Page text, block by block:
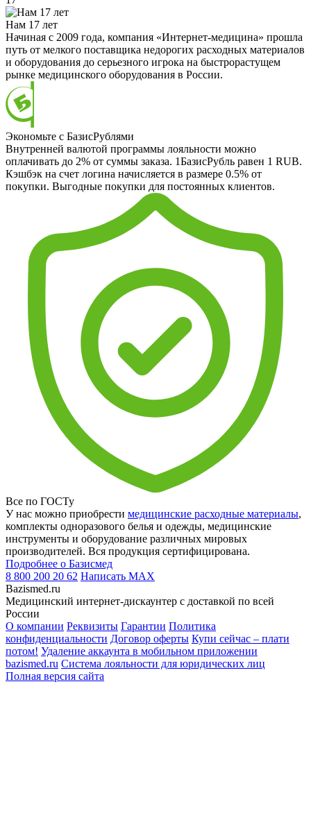
Нам 17 лет
Начиная с 2009 года, компания «Интернет-медицина» прошла
путь от мелкого поставщика недорогих расходных материалов
и оборудования до серьезного игрока на быстрорастущем
рынке медицинского оборудования в России.
Экономьте с БазисРублями
Внутренней валютой программы лояльности можно
оплачивать до 2% от суммы заказа. 1БазисРубль равен 1 RUB.
Кэшбэк на счет логина начисляется в размере 0.5% от
покупки. Выгодные покупки для постоянных клиентов.
Все по ГОСТу
У нас можно приобрести медицинские расходные материалы,
комплекты одноразового белья и одежды, медицинские
инструменты и оборудование различных мировых
производителей. Вся продукция сертифицирована.
Подробнее о Базисмед
8 800 200 20 62 Написать MAX
Bazismed.ru
Медицинский интернет-дискаунтер с доставкой по всей
России
О компании Реквизиты Гарантии Политика
конфиденциальности Договор оферты Купи сейчас – плати
потом! Удаление аккаунта в мобильном приложении
bazismed.ru Система лояльности для юридических лиц
Полная версия сайта